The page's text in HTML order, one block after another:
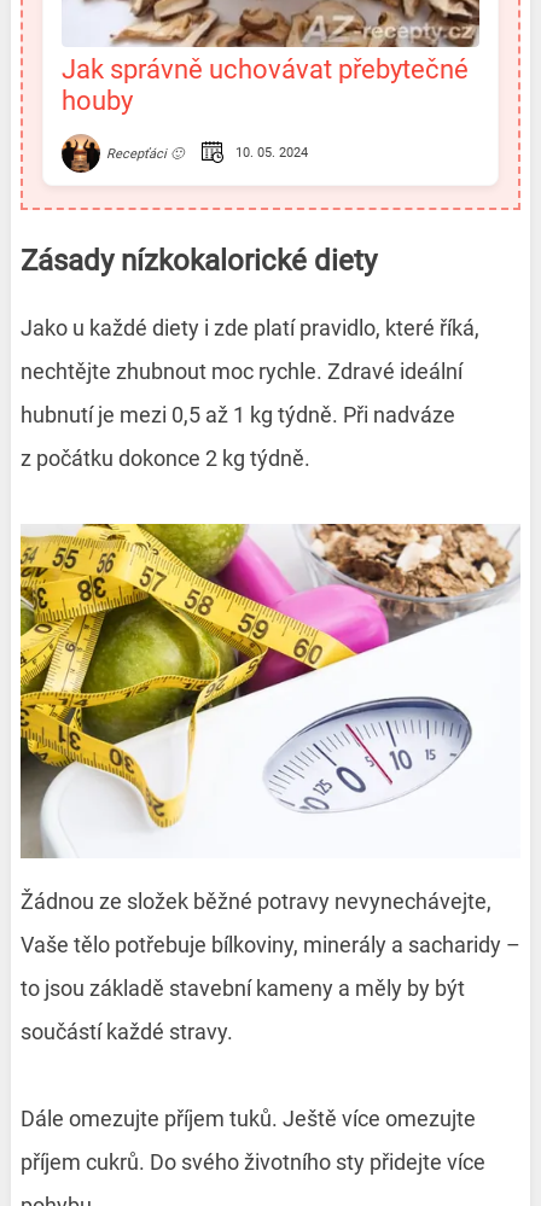
Jak správně uchovávat přebytečné
houby
Recepťáci 🙂 10. 05. 2024
Zásady nízkokalorické diety
Jako u každé diety i zde platí pravidlo, které říká,
nechtějte zhubnout moc rychle. Zdravé ideální
hubnutí je mezi 0,5 až 1 kg týdně. Při nadváze
z počátku dokonce 2 kg týdně.
Žádnou ze složek běžné potravy nevynechávejte,
Vaše tělo potřebuje bílkoviny, minerály a sacharidy –
to jsou základě stavební kameny a měly by být
součástí každé stravy.
Dále omezujte příjem tuků. Ještě více omezujte
příjem cukrů. Do svého životního sty přidejte více